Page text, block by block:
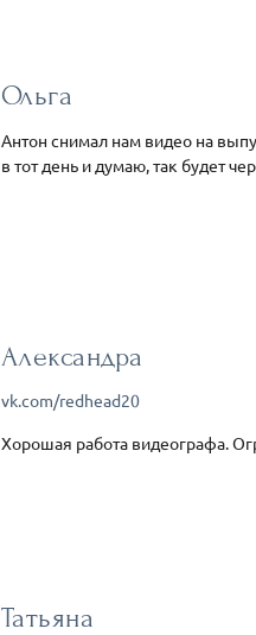
Ольга
Антон снимал нам видео на
в тот день и думаю, так будет
Александра
vk.com/redhead20
Хорошая работа видеографа.
Татьяна